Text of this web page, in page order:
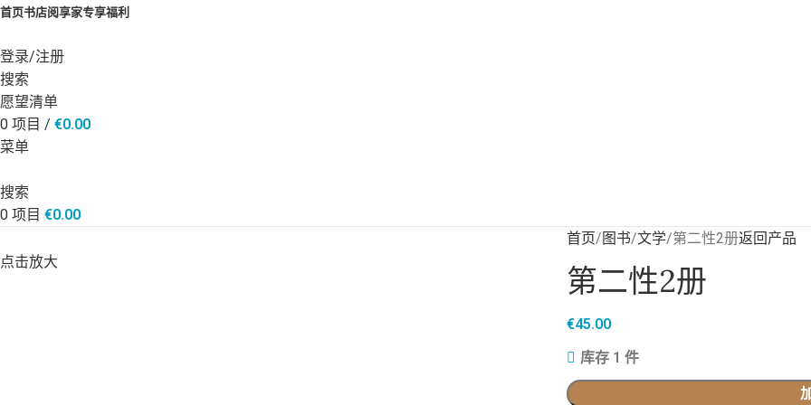
首页书店阅享家专享福利
登录/注册
搜索
愿望清单
0 项目 / €0.00
菜单
搜索
0 项目 €0.00
点击放大
首页 图书 文学 第二性2册返回产品
第二性2册
€45.00
库存 1 件